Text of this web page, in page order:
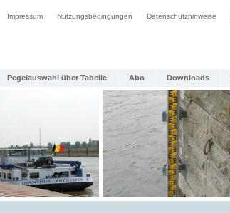
Impressum Nutzungsbedingungen Datenschutzhinweise
Pegelauswahl über Tabelle Abo Downloads